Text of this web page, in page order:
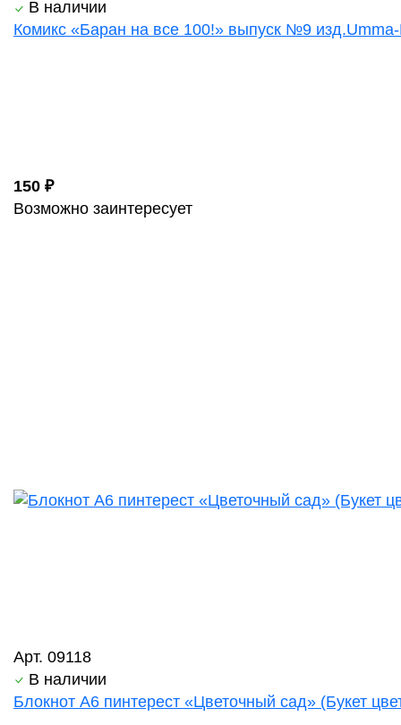
В наличии
Комикс «Баран на все 100!» выпуск №9
150 ₽
Возможно заинтересует
Арт. 09118
В наличии
Блокнот А6 пинтерест «Цветочный сад» (Букет